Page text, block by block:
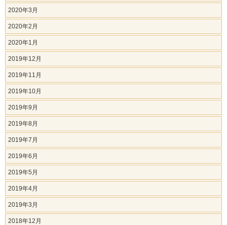
2020年3月
2020年2月
2020年1月
2019年12月
2019年11月
2019年10月
2019年9月
2019年8月
2019年7月
2019年6月
2019年5月
2019年4月
2019年3月
2018年12月